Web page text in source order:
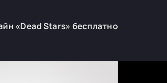
«Dead Stars» бесплатно